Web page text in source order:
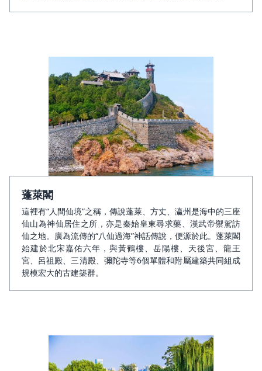
蓬萊閣
這裡有“人間仙境”之稱，傳說蓬萊、方丈、瀛州是海中的三座
仙山為神仙居住之所，亦是秦始皇東尋求藥、漢武帝禦駕訪
仙之地。廣為流傳的“八仙過海”神話傳說，便源於此。蓬萊閣
始建於北宋嘉佑六年，與黃鶴樓、岳陽樓、天後宮、龍王
宮、呂祖殿、三清殿、彌陀寺等6個單體和附屬建築共同組成
規模宏大的古建築群。